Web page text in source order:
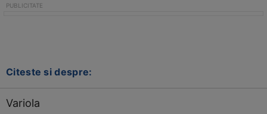
Citeste si despre:
Variola